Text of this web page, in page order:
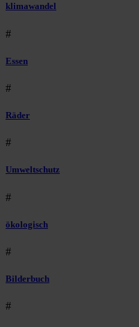
klimawandel
#
Essen
#
Räder
#
Umweltschutz
#
ökologisch
#
Bilderbuch
#